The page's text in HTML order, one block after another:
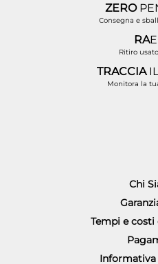
ZERO
Consegna e
RA
Ritiro
TRACCIA
Monitora la
Chi
Tempi e costi
Informativa